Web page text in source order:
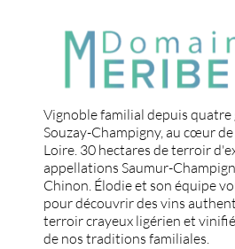
Vignoble familial depuis quatre
Souzay-Champigny, au cœur de
Loire. 30 hectares de terroir
appellations Saumur-
Chinon. Élodie et son équipe
pour découvrir des vins
terroir crayeux ligérien et
de nos traditions familiales.